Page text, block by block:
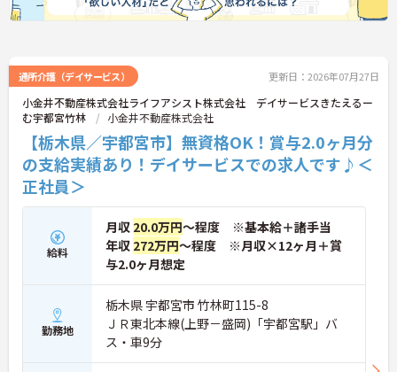
通所介護（デイサービス） 更新日：2026年07月27日
小金井不動産株式会社ライフアシスト株式会社 デイサービスきたえるー
む宇都宮竹林
小金井不動産株式会社
【栃木県／宇都宮市】無資格OK！賞与2.0ヶ月分
の支給実績あり！デイサービスでの求人です♪＜
正社員＞
給料
月収 20.0万円～程度 ※基本給＋諸手当
年収 272万円～程度 ※月収×12ヶ月＋賞
与2.0ヶ月想定
勤務地
栃木県 宇都宮市 竹林町115-8
ＪＲ東北本線(上野－盛岡)「宇都宮駅」バ
ス・車9分